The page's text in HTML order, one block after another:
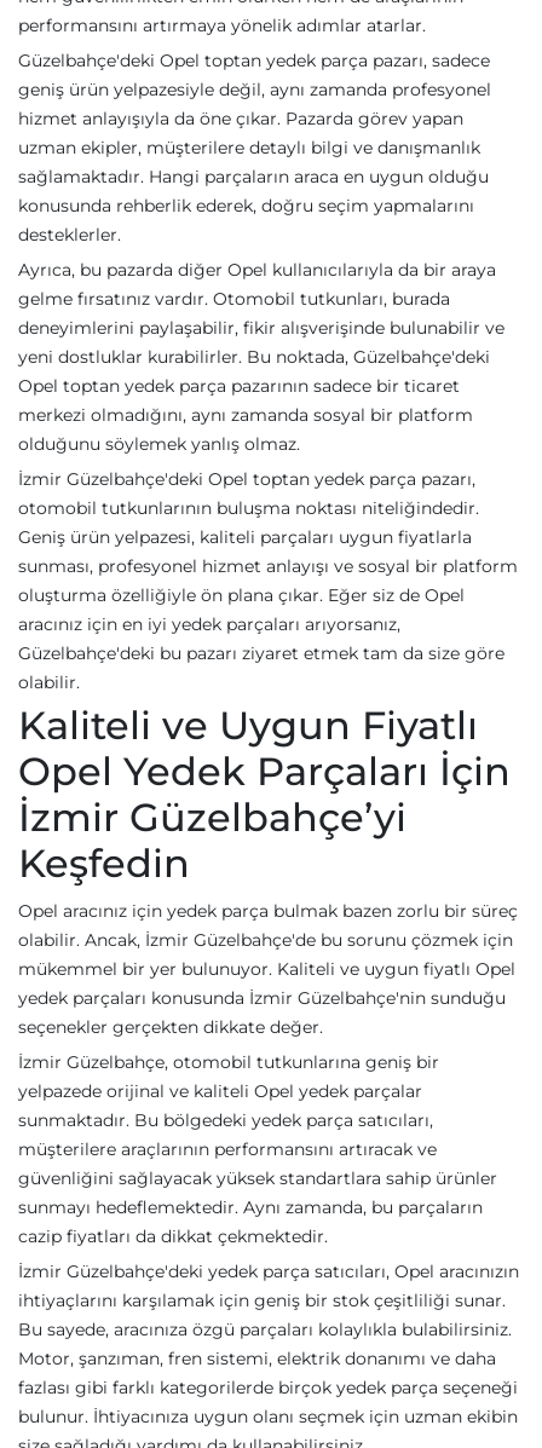
performansını artırmaya yönelik adımlar atarlar.
Güzelbahçe'deki Opel toptan yedek parça pazarı, sadece
geniş ürün yelpazesiyle değil, aynı zamanda profesyonel
hizmet anlayışıyla da öne çıkar. Pazarda görev yapan
uzman ekipler, müşterilere detaylı bilgi ve danışmanlık
sağlamaktadır. Hangi parçaların araca en uygun olduğu
konusunda rehberlik ederek, doğru seçim yapmalarını
desteklerler.
Ayrıca, bu pazarda diğer Opel kullanıcılarıyla da bir araya
gelme fırsatınız vardır. Otomobil tutkunları, burada
deneyimlerini paylaşabilir, fikir alışverişinde bulunabilir ve
yeni dostluklar kurabilirler. Bu noktada, Güzelbahçe'deki
Opel toptan yedek parça pazarının sadece bir ticaret
merkezi olmadığını, aynı zamanda sosyal bir platform
olduğunu söylemek yanlış olmaz.
İzmir Güzelbahçe'deki Opel toptan yedek parça pazarı,
otomobil tutkunlarının buluşma noktası niteliğindedir.
Geniş ürün yelpazesi, kaliteli parçaları uygun fiyatlarla
sunması, profesyonel hizmet anlayışı ve sosyal bir platform
oluşturma özelliğiyle ön plana çıkar. Eğer siz de Opel
aracınız için en iyi yedek parçaları arıyorsanız,
Güzelbahçe'deki bu pazarı ziyaret etmek tam da size göre
olabilir.
Kaliteli ve Uygun Fiyatlı
Opel Yedek Parçaları İçin
İzmir Güzelbahçe’yi
Keşfedin
Opel aracınız için yedek parça bulmak bazen zorlu bir süreç
olabilir. Ancak, İzmir Güzelbahçe'de bu sorunu çözmek için
mükemmel bir yer bulunuyor. Kaliteli ve uygun fiyatlı Opel
yedek parçaları konusunda İzmir Güzelbahçe'nin sunduğu
seçenekler gerçekten dikkate değer.
İzmir Güzelbahçe, otomobil tutkunlarına geniş bir
yelpazede orijinal ve kaliteli Opel yedek parçalar
sunmaktadır. Bu bölgedeki yedek parça satıcıları,
müşterilere araçlarının performansını artıracak ve
güvenliğini sağlayacak yüksek standartlara sahip ürünler
sunmayı hedeflemektedir. Aynı zamanda, bu parçaların
cazip fiyatları da dikkat çekmektedir.
İzmir Güzelbahçe'deki yedek parça satıcıları, Opel aracınızın
ihtiyaçlarını karşılamak için geniş bir stok çeşitliliği sunar.
Bu sayede, aracınıza özgü parçaları kolaylıkla bulabilirsiniz.
Motor, şanzıman, fren sistemi, elektrik donanımı ve daha
fazlası gibi farklı kategorilerde birçok yedek parça seçeneği
bulunur. İhtiyacınıza uygun olanı seçmek için uzman ekibin